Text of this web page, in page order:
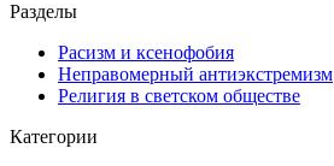
Разделы
Расизм и ксенофобия
Неправомерный антиэкстремизм
Религия в светском обществе
Категории